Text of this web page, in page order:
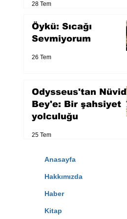
28 Tem
Öykü: Sıcağı
Sevmiyorum
26 Tem
Odysseus'tan Nüvid
Bey'e: Bir şahsiyet
yolculuğu
25 Tem
Anasayfa
Hakkımızda
Haber
Kitap